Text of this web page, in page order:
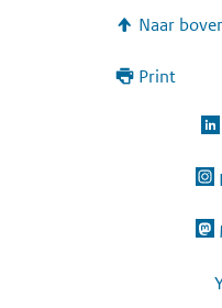
Naar
Print